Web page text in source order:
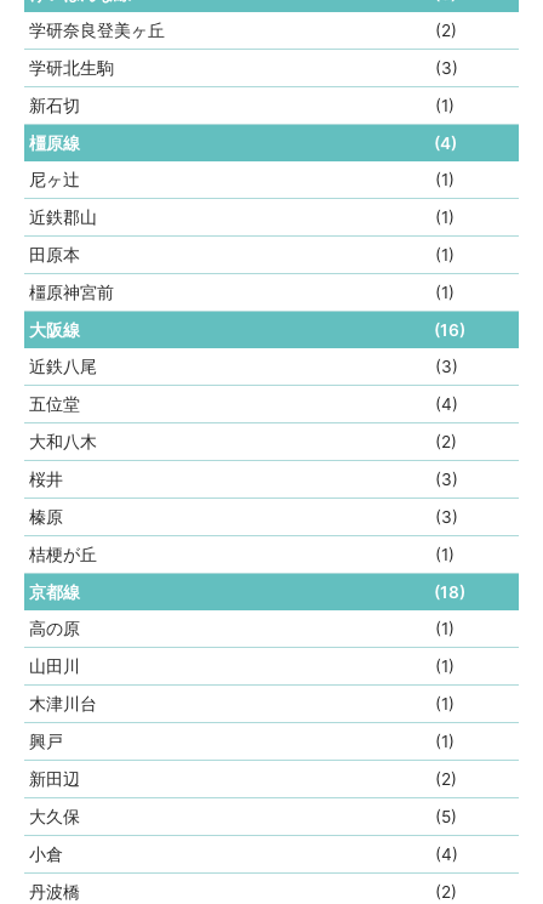
学研奈良登美ヶ丘
(2)
学研北生駒
(3)
新石切
(1)
橿原線
(4)
尼ヶ辻
(1)
近鉄郡山
(1)
田原本
(1)
橿原神宮前
(1)
大阪線
(16)
近鉄八尾
(3)
五位堂
(4)
大和八木
(2)
桜井
(3)
榛原
(3)
桔梗が丘
(1)
京都線
(18)
高の原
(1)
山田川
(1)
木津川台
(1)
興戸
(1)
新田辺
(2)
大久保
(5)
小倉
(4)
丹波橋
(2)